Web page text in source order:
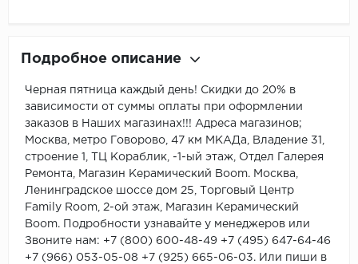
Подробное описание
Черная пятница каждый день! Скидки до 20% в
зависимости от суммы оплаты при оформлении
заказов в Наших магазинах!!! Адреса магазинов;
Москва, метро Говорово, 47 км МКАДа, Владение 31,
строение 1, ТЦ Кораблик, -1-ый этаж, Отдел Галерея
Ремонта, Магазин Керамический Boom. Москва,
Ленинградское шоссе дом 25, Торговый Центр
Family Room, 2-ой этаж, Магазин Керамический
Boom. Подробности узнавайте у менеджеров или
Звоните нам: +7 (800) 600-48-49 +7 (495) 647-64-46
+7 (966) 053-05-08 +7 (925) 665-06-03. Или пиши в